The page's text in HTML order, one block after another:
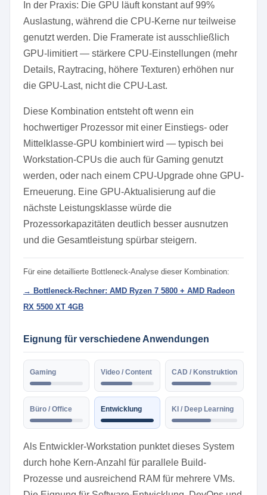
In der Praxis: Die GPU läuft konstant auf 99%
Auslastung, während die CPU-Kerne nur teilweise
genutzt werden. Die Framerate ist ausschließlich
GPU-limitiert — stärkere CPU-Einstellungen (mehr
Details, Raytracing, höhere Texturen) erhöhen nur
die GPU-Last, nicht die CPU-Last.
Diese Kombination entsteht oft wenn ein
hochwertiger Prozessor mit einer Einstiegs- oder
Mittelklasse-GPU kombiniert wird — typisch bei
Workstation-CPUs die auch für Gaming genutzt
werden, oder nach einem CPU-Upgrade ohne GPU-
Erneuerung. Eine GPU-Aktualisierung auf die
nächste Leistungsklasse würde die
Prozessorkapazitäten deutlich besser ausnutzen
und die Gesamtleistung spürbar steigern.
Für eine detaillierte Bottleneck-Analyse dieser Kombination:
→ Bottleneck-Rechner: AMD Ryzen 7 5800 + AMD Radeon
RX 5500 XT 4GB
Eignung für verschiedene Anwendungen
Gaming Video / Content CAD / Konstruktion
Büro / Office Entwicklung KI / Deep Learning
Als Entwickler-Workstation punktet dieses System
durch hohe Kern-Anzahl für parallele Build-
Prozesse und ausreichend RAM für mehrere VMs.